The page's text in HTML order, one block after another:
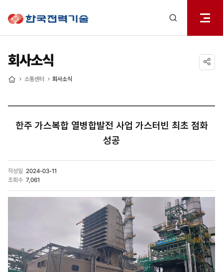
열기
회사소식
소통센터 회사소식
한주 가스복합 열병합발전 사업 가스터빈 최초 점화
성공
작성일 2024-03-11
조회수 7,061